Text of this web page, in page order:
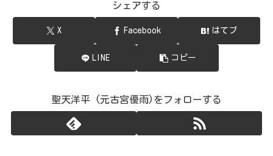
シェアする
X Facebook はてブ
LINE コピー
聖天洋平 (元古宮優雨)をフォローする